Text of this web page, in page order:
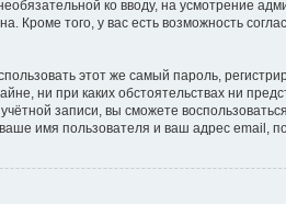
ко вводу, на усмотрение
того, у вас есть возможность
этот же самый пароль,
ни при каких обстоятельствах ни
записи, вы сможете
имя пользователя и ваш адрес email,